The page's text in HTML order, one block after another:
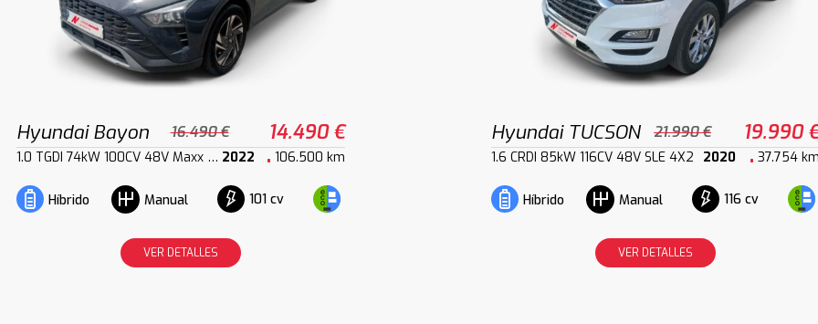
Hyundai Bayon 16.490 € 14.490 €
1.0 TGDI 74kW 100CV 48V Maxx DCT 2022 106.500 km
Híbrido Manual 101 cv
VER DETALLES
Hyundai TUCSON 21.990 € 19.990
1.6 CRDI 85kW 116CV 48V SLE 4X2 2020 37.754
Híbrido Manual 116 cv
VER DETALLES